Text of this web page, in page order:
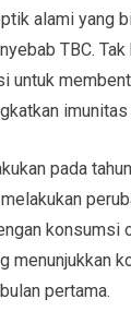
alami yang
TBC. Tak
untuk
pada
konsumsi
menunjukkan
pertama.